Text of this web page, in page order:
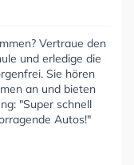
Vertraue den
und erledige die
Sie hören
an und bieten
"Super schnell
Autos!"